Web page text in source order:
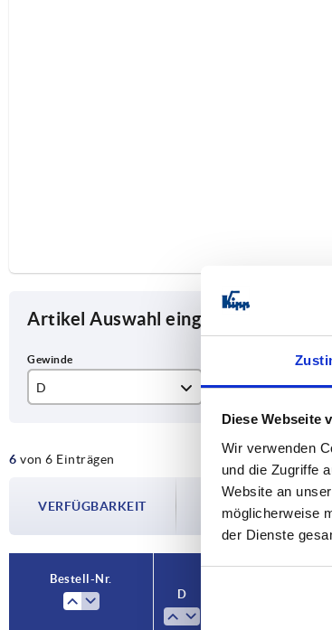
Diese Webseite
Wir verwenden
und die Zugriffe
Website an
möglicherweise
der Dienste
Artikel Auswahl eingrenzen
D
M8
L
11
14
18
6 von 6 Einträgen
VERFÜGBARKEIT
Die Verfügbarkeiten
Im finalen Schritt vor
Versanddatum.
Bestell-Nr.
D